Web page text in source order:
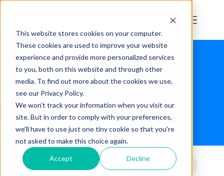
This website stores cookies on your computer.
These cookies are used to improve your website
experience and provide more personalized services
to you, both on this website and through other
media. To find out more about the cookies we use,
see our Privacy Policy.
We won't track your information when you visit our
site. But in order to comply with your preferences,
we'll have to use just one tiny cookie so that you're
not asked to make this choice again.
Accept Decline
Blog